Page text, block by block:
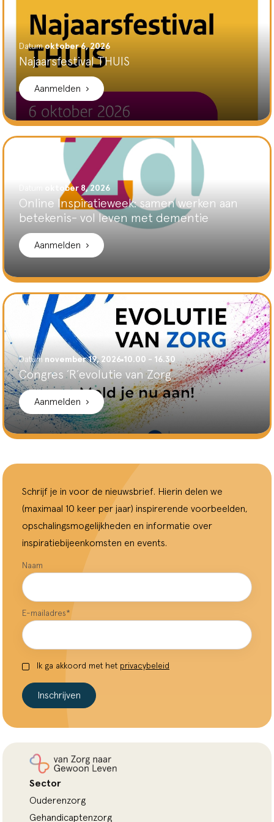
Datumoktober 6, 2026
Najaarsfestival THUIS
Aanmelden
oktober 8, 2026
Online Inspiratieweek: samen werken aan
betekenis- vol leven met dementie
Aanmelden
Datum november 19, 2026 10.00 - 16.30
Congres ´R´evolutie van Zorg
Aanmelden
Schrijf je in voor de nieuwsbrief. Hierin delen we
(maximaal 10 keer per jaar) inspirerende voorbeelden,
opschalingsmogelijkheden en informatie over
inspiratiebijeenkomsten en events.
Naam
E-mailadres*
Ik ga akkoord met het privacybeleid
Inschrijven
Sector
Ouderenzorg
Gehandicaptenzorg